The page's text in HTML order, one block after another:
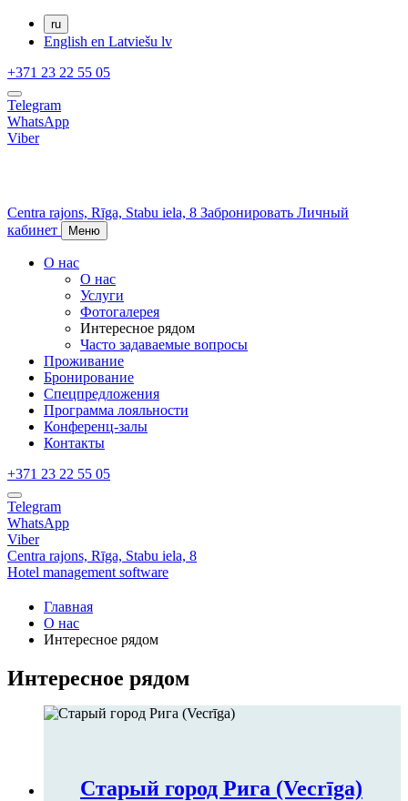
ru
English en Latviešu lv
+371 23 22 55 05
Telegram
WhatsApp
Viber
Centra rajons, Rīga, Stabu iela, 8 Забронировать Личный
кабинет
Меню
О нас
О нас
Услуги
Фотогалерея
Интересное рядом
Часто задаваемые вопросы
Проживание
Бронирование
Спецпредложения
Программа лояльности
Конференц-залы
Контакты
+371 23 22 55 05
Telegram
WhatsApp
Viber
Centra rajons, Rīga, Stabu iela, 8
Hotel management software
Главная
О нас
Интересное рядом
Интересное рядом
Старый город Рига (Vecrīga)